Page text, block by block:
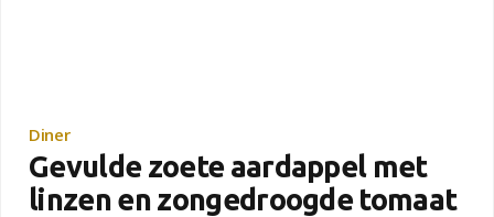
Diner
Gevulde zoete aardappel met
linzen en zongedroogde tomaat